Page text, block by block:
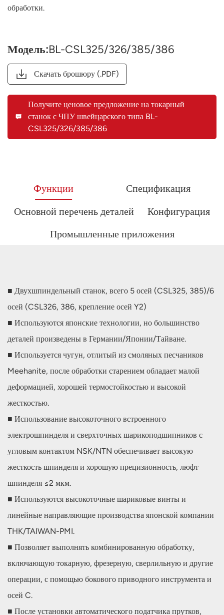
обработки.
Модель:BL-CSL325/326/385/386
Получите ценовое предложение на токарный
станок с ЧПУ швейцарского типа BL-
CSL325/326/385/386
Скачать брошюру (.PDF)
Функции
Спецификация
Основной перечень деталей
Конфигурация
Промышленные приложения
■ Двухшпиндельный станок, всего 5 осей (CSL325, 385)/6
осей (CSL326, 386, крепление осей Y2)
■ Используются японские технологии, но большинство
деталей произведены в Германии/Японии/Тайване.
■ Используется чугун, отлитый из смоляных песчаников
Meehanite, после обработки старением обладает малой
деформацией, хорошей термостойкостью и высокой
жесткостью.
■ Использование высокоточного встроенного
электрошпинделя и сверхточных шарикоподшипников с
угловым контактом NSK/NTN обеспечивает высокую
жесткость шпинделя и хорошую прецизионность, люфт
шпинделя ≤2 мкм.
■ Используются высокоточные шариковые винты и
линейные направляющие производства японской компании
THK/TAIWAN-PMI.
■ Позволяет выполнять комбинированную обработку,
включающую токарную, фрезерную, сверлильную и другие
операции, с помощью бокового приводного инструмента и
осей C.
■ После установки автоматического податчика прутков,